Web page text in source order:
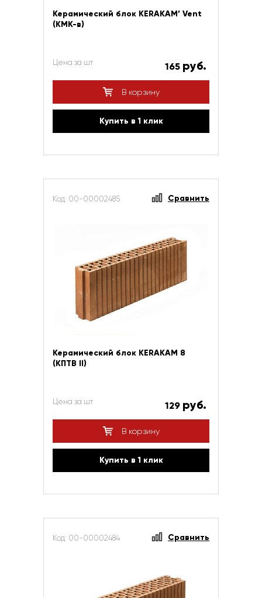
Керамический блок KERAKAM’ Vent
(КМК-в)
Цена за шт 165 руб.
В корзину
Купить в 1 клик
Код: 00-00002485 Сравнить
Керамический блок KERAKAM 8
(КПТВ II)
Цена за шт 129 руб.
В корзину
Купить в 1 клик
Код: 00-00002484 Сравнить